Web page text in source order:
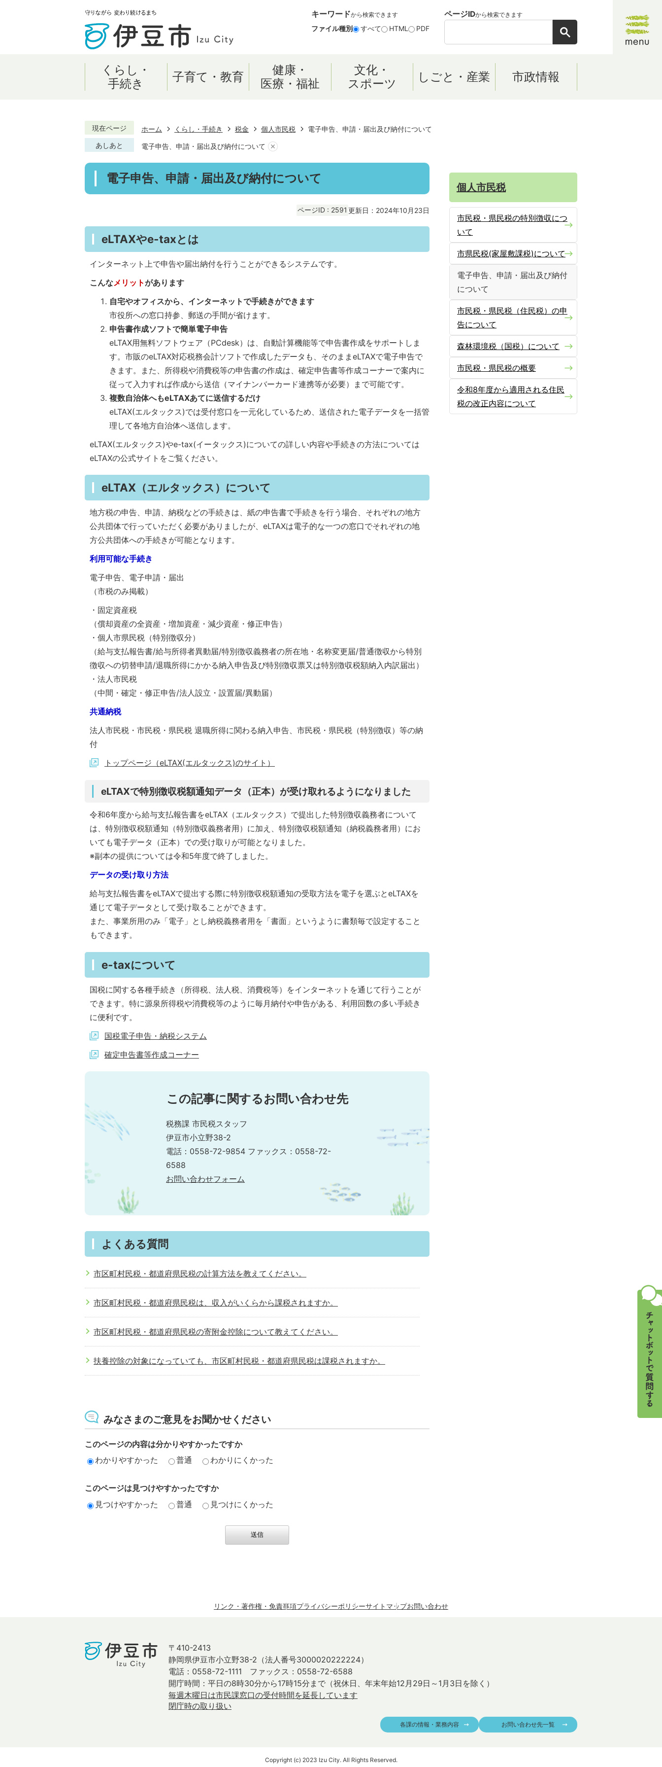
キーワードから検索できます
ファイル種別 すべて HTML PDF
ページIDから検索できます
くらし・
手続き
子育て・教育
健康・
医療・福祉
文化・
スポーツ
しごと・産業 市政情報
現在ページ ホーム くらし・手続き 税金 個人市民税
電子申告、申請・届出及び納付について
あしあと
電子申告、申請・届出及び納付について
電子申告、申請・届出及び納付について
ページID : 2591 更新日：2024年10月23日
eLTAXやe-taxとは
インターネット上で申告や届出納付を行うことができるシステムです。
こんなメリットがあります
自宅やオフィスから、インターネットで手続きができます
市役所への窓口持参、郵送の手間が省けます。
申告書作成ソフトで簡単電子申告
eLTAX用無料ソフトウェア（PCdesk）は、自動計算機能等で申告書作成をサポートしま
す。市販のeLTAX対応税務会計ソフトで作成したデータも、そのままeLTAXで電子申告で
きます。また、所得税や消費税等の申告書の作成は、確定申告書等作成コーナーで案内に
従って入力すれば作成から送信（マイナンバーカード連携等が必要）まで可能です。
複数自治体へもeLTAXあてに送信するだけ
eLTAX(エルタックス)では受付窓口を一元化しているため、送信された電子データを一括管
理して各地方自治体へ送信します。
eLTAX(エルタックス)やe-tax(イータックス)についての詳しい内容や手続きの方法については
eLTAXの公式サイトをご覧ください。
eLTAX（エルタックス）について
地方税の申告、申請、納税などの手続きは、紙の申告書で手続きを行う場合、それぞれの地方
公共団体で行っていただく必要がありましたが、eLTAXは電子的な一つの窓口でそれぞれの地
方公共団体への手続きが可能となります。
利用可能な手続き
電子申告、電子申請・届出
（市税のみ掲載）
・固定資産税
（償却資産の全資産・増加資産・減少資産・修正申告）
・個人市県民税（特別徴収分）
（給与支払報告書/給与所得者異動届/特別徴収義務者の所在地・名称変更届/普通徴収から特別
徴収への切替申請/退職所得にかかる納入申告及び特別徴収票又は特別徴収税額納入内訳届出）
・法人市民税
（中間・確定・修正申告/法人設立・設置届/異動届）
共通納税
法人市民税・市民税・県民税 退職所得に関わる納入申告、市民税・県民税（特別徴収）等の納
付
トップページ（eLTAX(エルタックス)のサイト）
eLTAXで特別徴収税額通知データ（正本）が受け取れるようになりました
令和6年度から給与支払報告書をeLTAX（エルタックス）で提出した特別徴収義務者について
は、特別徴収税額通知（特別徴収義務者用）に加え、特別徴収税額通知（納税義務者用）にお
いても電子データ（正本）での受け取りが可能となりました。
※副本の提供については令和5年度で終了しました。
データの受け取り方法
給与支払報告書をeLTAXで提出する際に特別徴収税額通知の受取方法を電子を選ぶとeLTAXを
通じて電子データとして受け取ることができます。
また、事業所用のみ「電子」とし納税義務者用を「書面」というように書類毎で設定すること
もできます。
e-taxについて
国税に関する各種手続き（所得税、法人税、消費税等）をインターネットを通じて行うことが
できます。特に源泉所得税や消費税等のように毎月納付や申告がある、利用回数の多い手続き
に便利です。
国税電子申告・納税システム
確定申告書等作成コーナー
この記事に関するお問い合わせ先
税務課 市民税スタッフ
伊豆市小立野38-2
電話：0558-72-9854 ファックス：0558-72-
6588
お問い合わせフォーム
よくある質問
市区町村民税・都道府県民税の計算方法を教えてください。
市区町村民税・都道府県民税は、収入がいくらから課税されますか。
市区町村民税・都道府県民税の寄附金控除について教えてください。
扶養控除の対象になっていても、市区町村民税・都道府県民税は課税されますか。
医療費控除について教えてください。
他の市区町村と比べて、市区町村・都道府県民税が高くありませんか。
特別徴収から普通徴収に切替る場合は、どのような手続きがありますか。
再就職したので、普通徴収から特別徴収（給与天引き）に切替えたい。
みなさまのご意見をお聞かせください
このページの内容は分かりやすかったですか
わかりやすかった
普通 わかりにくかった
このページは見つけやすかったですか
見つけやすかった
普通 見つけにくかった
個人市民税
市民税・県民税の特別徴収につ
いて
市県民税(家屋敷課税)について
電子申告、申請・届出及び納付
について
市民税・県民税（住民税）の申
告について
森林環境税（国税）について
市民税・県民税の概要
令和8年度から適用される住民
税の改正内容について
リンク・著作権・免責事項プライバシーポリシーサイトマップお問い合わせ
〒410-2413
静岡県伊豆市小立野38-2 （法人番号3000020222224）
電話：0558-72-1111 ファックス：0558-72-6588
開庁時間：平日の8時30分から17時15分まで （祝休日、年末年始12月29日～1月3日を除く）
毎週木曜日は市民課窓口の受付時間を延長しています
閉庁時の取り扱い
各課の情報・業務内容 お問い合わせ先一覧
Copyright (c) 2023 Izu City. All Rights Reserved.